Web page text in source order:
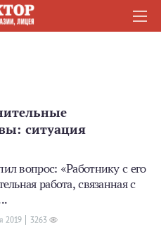
ситуация
вопрос: «Работнику с его
работа, связанная с
2019 3263